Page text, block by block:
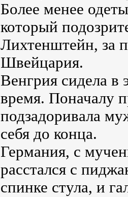
Более менее
который
Лихтенштейн, за
Швейцария.
Венгрия сидела в
время. Поначалу
подзадоривала
себя до конца.
Германия, с
расстался с
спинке стула, и